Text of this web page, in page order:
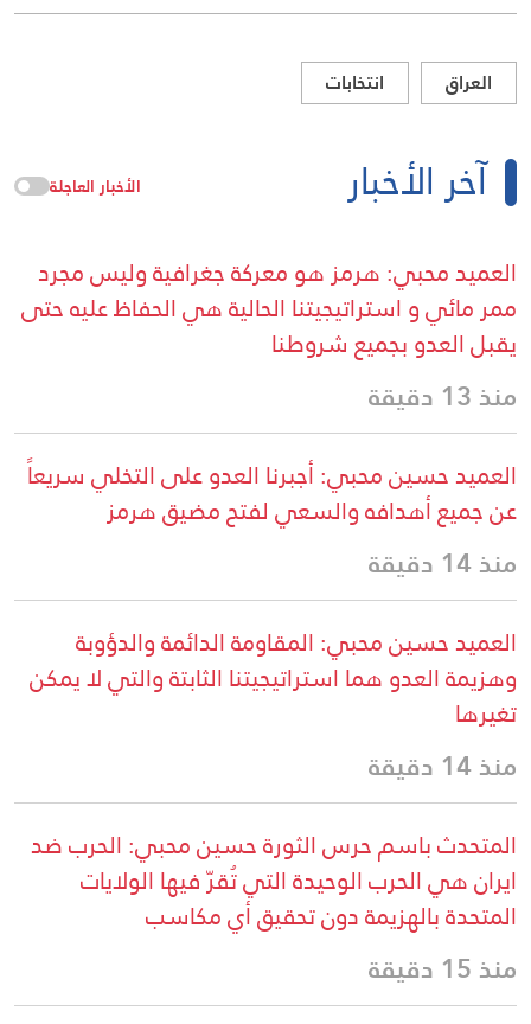
العراق انتخابات
آخر الأخبار الأخبار العاجلة
العميد محبي: هرمز هو معركة جغرافية وليس مجرد
ممر مائي و استراتيجيتنا الحالية هي الحفاظ عليه حتى
يقبل العدو بجميع شروطنا
منذ 13 دقيقة
العميد حسين محبي: أجبرنا العدو على التخلي سريعاً
عن جميع أهدافه والسعي لفتح مضيق هرمز
منذ 14 دقيقة
العميد حسين محبي: المقاومة الدائمة والدؤوبة
وهزيمة العدو هما استراتيجيتنا الثابتة والتي لا يمكن
تغيرها
منذ 14 دقيقة
المتحدث باسم حرس الثورة حسين محبي: الحرب ضد
ايران هي الحرب الوحيدة التي تُقرّ فيها الولايات
المتحدة بالهزيمة دون تحقيق أي مكاسب
منذ 15 دقيقة